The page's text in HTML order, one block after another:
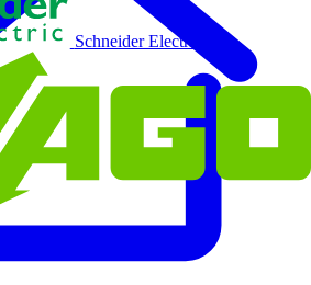
Schneider Electric